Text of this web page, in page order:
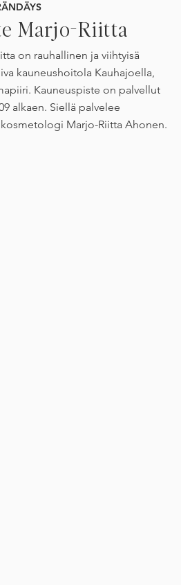
Marjo-Riitta
on rauhallinen ja viihtyisä
kauneushoitola Kauhajoella,
Kauneuspiste on palvellut
alkaen. Siellä palvelee
Marjo-Riitta Ahonen.